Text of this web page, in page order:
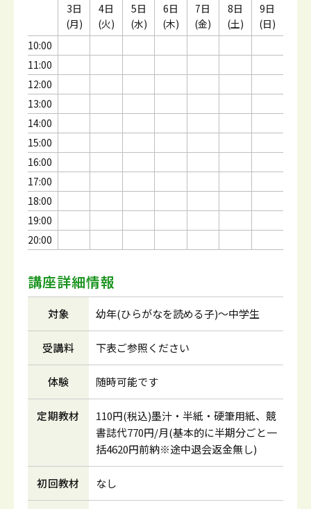
10:00
11:00
12:00
13:00
14:00
15:00
16:00
17:00
18:00
19:00
20:00
3日
(月)
4日
(火)
5日
(水)
6日
(木)
7日
(金)
8日
(土)
9日
(日)
講座詳細情報
対象 幼年(ひらがなを読める子)～中学生
受講料 下表ご参照ください
体験 随時可能です
定期教材
110円(税込)墨汁・半紙・硬筆用紙、競
書誌代770円/月(基本的に半期分ごと一
括4620円前納※途中退会返金無し)
初回教材 なし